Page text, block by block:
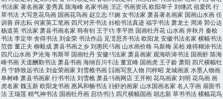
书法家 著名画家 姜秀真陈海峰名家书画郑正 书画资讯欧阳举子刘继武祖爱民 行
草书法 大写意花鸟画 国画花鸟画 赵立志李婉 女书法家 萧县著名画家 国画山水画任
训善薛志耘何家英工笔画 四尺对开书法秦桧书法真迹福字书法萧龙士 周涛郭公达
杨道英书法家 萧县书画名家 韩有钊 王于功 李平胜 国画牡丹花 山水画井秋月 秦桧
书法李定华舍得书法刘金荣书法作品 见贤思齐书法欧阳龙安徽书法名家 横幅书法
范曾 董正夫 柳毅成萧县书画之乡刘惠民书画 山水画价格马新梅吴柏 难得糊涂书法
四尺山水画尹沧海韦斯琴 国画牡丹安徽书法家 萧县画家 观海听涛书法 国画虾陈海
峰书画 天道酬勤书法萧县书画海纳百川书法董宜峰 国画虎 王子龄萧阳 四尺横幅牡
丹宁静致远书法刘金荣画家 刘雪樵书画 国画写意人物 闫梓昭 龙城画派 水墨人物画
单树峰萧县书画家 行书书法刘雪樵萧县书画网店 王开刚花鸟画家 刘明 花鸟画画
虎名家 魏玉新欧阳龙书画惠风和畅书法画虾的画家 山水国画名家 名人字画 扇面书
法 王瑞莲精气神书法 国画牡丹画 启功书法 四尺横幅国画胡志新草书书法横幅花鸟